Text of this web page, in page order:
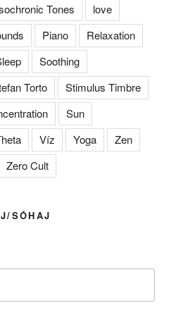
Tones
love
Piano
Relaxation
Soothing
Torto
Stimulus Timbre
Sun
Víz Yoga
Zen
Zero Cult
SÓHAJ